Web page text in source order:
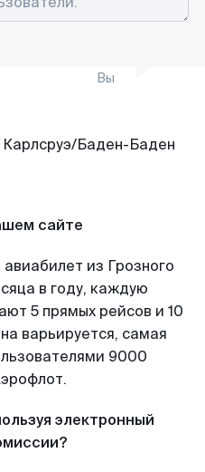
Вы
сайте
из Грозного
в году, каждую
5 прямых рейсов и 10
варьируется, самая
9000
электронный